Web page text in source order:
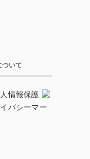
ついて
情報保護
バシーマー